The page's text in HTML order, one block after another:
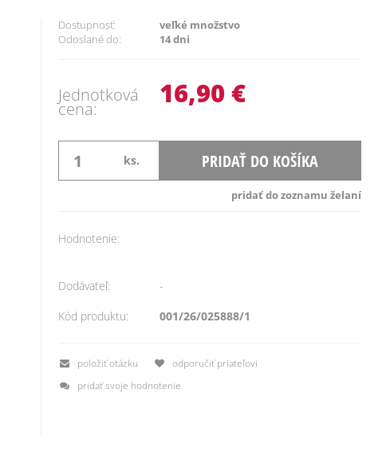
Dostupnosť:
veľké množstvo
Odoslané do:
14 dni
Jednotková
cena: 16,90 €
ks. PRIDAŤ DO KOŠÍKA
pridať do zoznamu želaní
Hodnotenie:
Dodávateľ:
-
Kód produktu:
001/26/025888/1
položiť otázku
odporučiť priateľovi
pridať svoje hodnotenie